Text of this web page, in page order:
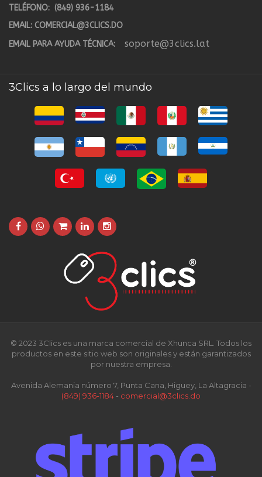
TELÉFONO: (849) 936-1184
EMAIL: COMERCIAL@3CLICS.DO
EMAIL PARA AYUDA TÉCNICA:
soporte@3clics.lat
3Clics a lo largo del mundo
© 2023 3Clics es una marca comercial de Xhunca SRL. Todos los
productos en este sitio web son originales y están garantizados
por nuestra empresa.
Avenida Alemania número 7, Punta Cana, Higuey, La Altagracia -
(849) 936-1184 - comercial@3clics.do